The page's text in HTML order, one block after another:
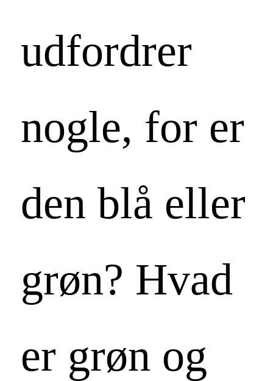
udfordrer
nogle, for er
den blå eller
grøn? Hvad
er grøn og